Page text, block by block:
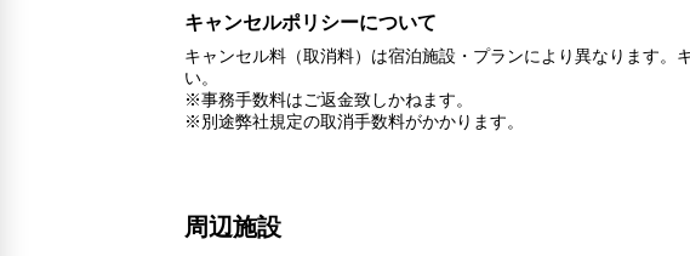
キャンセルポリシーについて
キャンセル料（取消料）は宿泊施設・プランにより異なります
い。
※事務手数料はご返金致しかねます。
※別途弊社規定の取消手数料がかかります。
周辺施設